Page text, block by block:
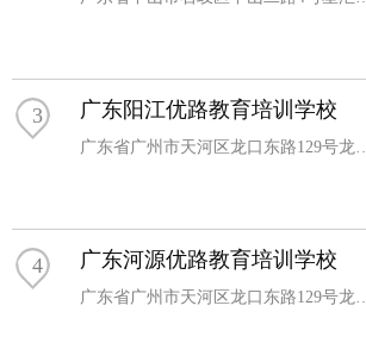
3 广东阳江优路教育培训学校
4 广东河源优路教育培训学校